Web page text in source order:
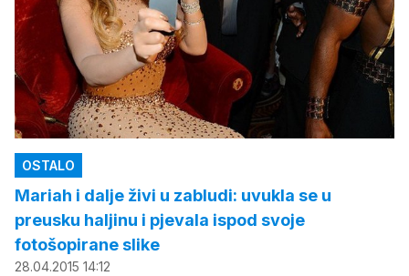
OSTALO
Mariah i dalje živi u zabludi: uvukla se u
preusku haljinu i pjevala ispod svoje
fotošopirane slike
28.04.2015 14:12